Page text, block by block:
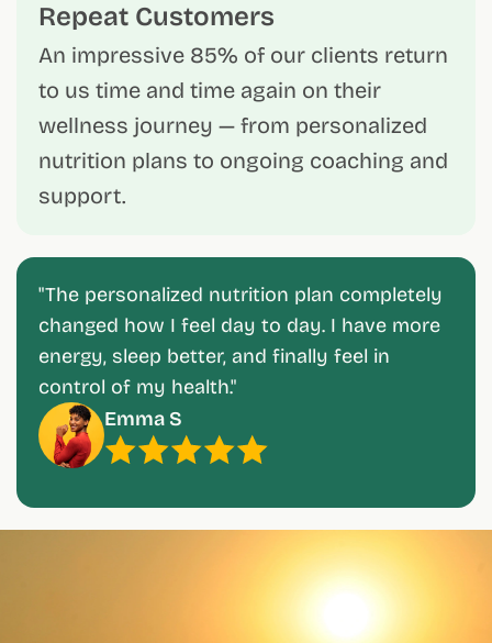
Repeat Customers
An impressive 85% of our clients return
to us time and time again on their
wellness journey — from personalized
nutrition plans to ongoing coaching and
support.
"Working with the wellness coaches here
was a game-changer. Practical, supportive,
and genuinely effective. Highly recommend!"
John D